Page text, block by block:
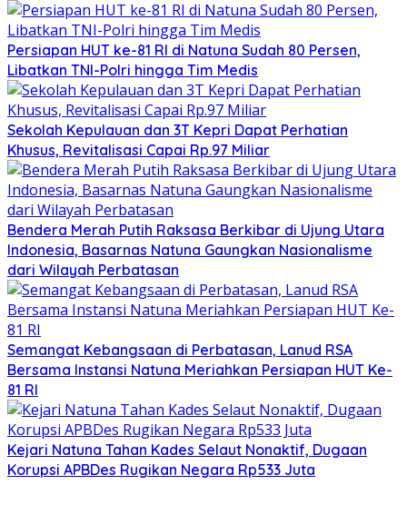
Persiapan HUT ke-81 RI di Natuna Sudah 80 Persen,
Libatkan TNI-Polri hingga Tim Medis
Sekolah Kepulauan dan 3T Kepri Dapat Perhatian
Khusus, Revitalisasi Capai Rp.97 Miliar
Bendera Merah Putih Raksasa Berkibar di Ujung Utara
Indonesia, Basarnas Natuna Gaungkan Nasionalisme
dari Wilayah Perbatasan
Semangat Kebangsaan di Perbatasan, Lanud RSA
Bersama Instansi Natuna Meriahkan Persiapan HUT Ke-
81 RI
Kejari Natuna Tahan Kades Selaut Nonaktif, Dugaan
Korupsi APBDes Rugikan Negara Rp533 Juta